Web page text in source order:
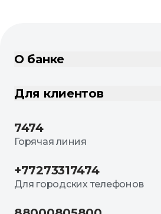
О банке
Для клиентов
7474
Горячая линия
+77273317474
Для городских телефонов